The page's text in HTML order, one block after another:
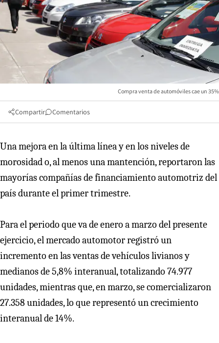
Compra venta de automóviles cae un 35%
Compartir Comentarios
Una mejora en la última línea y en los niveles de
morosidad o, al menos una mantención, reportaron las
mayorías compañías de financiamiento automotriz del
país durante el primer trimestre.
Para el periodo que va de enero a marzo del presente
ejercicio, el mercado automotor registró un
incremento en las ventas de vehículos livianos y
medianos de 5,8% interanual, totalizando 74.977
unidades, mientras que, en marzo, se comercializaron
27.358 unidades, lo que representó un crecimiento
interanual de 14%.